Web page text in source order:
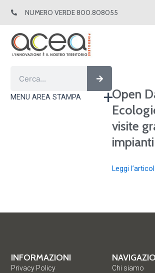
NUMERO VERDE 800.808055
Cerca
MENU AREA STAMPA
Open
visite
impianti
Leggi
Chi siamo
INFORMAZIONI
Privacy Policy